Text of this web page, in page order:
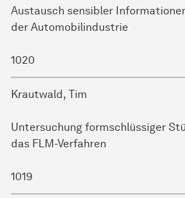
Austausch sensibler
der Automobilindustrie
1020
Krautwald, Tim
Untersuchung formschlüssiger
das FLM-Verfahren
1019